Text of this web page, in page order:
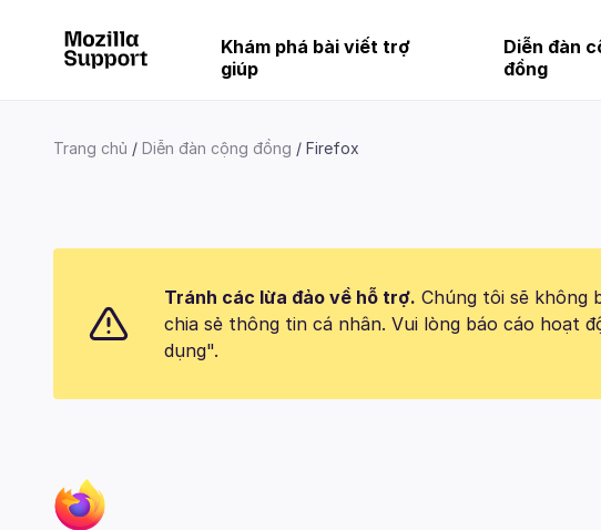
Khám phá bài viết trợ
giúp
Diễn đàn
đồng
Trang chủ Diễn đàn cộng đồng Firefox
Tránh các lừa đảo về hỗ trợ. Chúng tôi sẽ không
chia sẻ thông tin cá nhân. Vui lòng báo cáo hoạt
dụng".